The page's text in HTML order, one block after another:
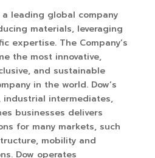
leading global company
materials, leveraging
expertise. The Company’s
the most innovative,
and sustainable
in the world. Dow’s
intermediates,
businesses delivers
for many markets, such
mobility and
Dow operates